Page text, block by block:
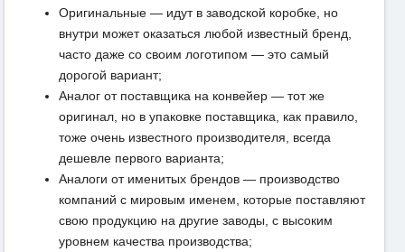
Оригинальные — идут в заводской коробке, но
внутри может оказаться любой известный бренд,
часто даже со своим логотипом — это самый
дорогой вариант;
Аналог от поставщика на конвейер — тот же
оригинал, но в упаковке поставщика, как правило,
тоже очень известного производителя, всегда
дешевле первого варианта;
Аналоги от именитых брендов — производство
компаний с мировым именем, которые поставляют
свою продукцию на другие заводы, с высоким
уровнем качества производства;